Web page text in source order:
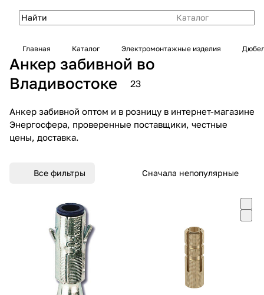
Каталог
Главная Каталог Электромонтажные изделия
Анкер забивной во
Владивостоке
23
Анкер забивной оптом и в розницу в интернет-магазине
Энергосфера, проверенные поставщики, честные
цены, доставка.
Все фильтры Сначала непопулярные